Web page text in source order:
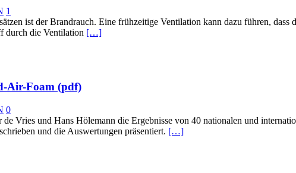
1
ist der Brandrauch. Eine frühzeitige Ventilation kann dazu führen,
durch die Ventilation […]
Air-Foam (pdf)
0
Vries und Hans Hölemann die Ergebnisse von 40 nationalen und
und die Auswertungen präsentiert. […]